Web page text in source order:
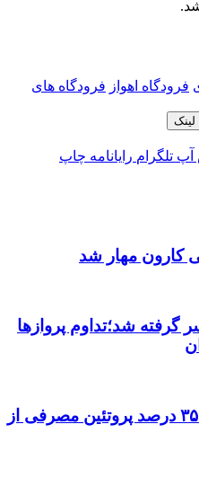
فرودگاه اهواز فرودگاه های
آپ تلگرام رایانامه چاپ
کارون مهار شد
گرفته شد؛تداوم پروازها
هدف‌گذاری برای تأمین ۳۵ درصد پروتئین مصرفی از